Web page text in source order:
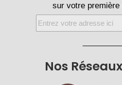
Nos
sur votre première
Inscription
à